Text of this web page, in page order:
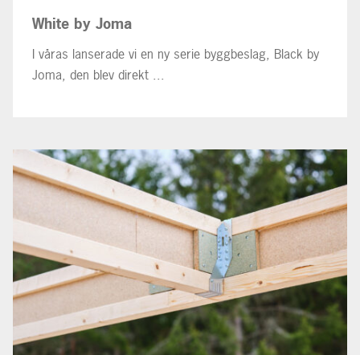
White by Joma
I våras lanserade vi en ny serie byggbeslag, Black by
Joma, den blev direkt ...